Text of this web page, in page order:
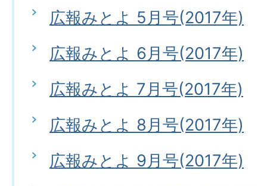
広報みとよ 5月号(2017年)
広報みとよ 6月号(2017年)
広報みとよ 7月号(2017年)
広報みとよ 8月号(2017年)
広報みとよ 9月号(2017年)